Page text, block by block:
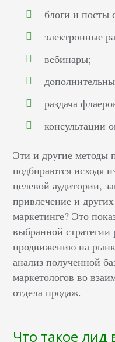
блоги и посты
электронные
вебинары;
раздача
консультации
Эти и другие методы
подбираются исходя
целевой аудитории,
привлечение и
маркетинге? Это
выбранной
продвижению на
анализ полученной
маркетологов во
отдела продаж.
Что такое лид